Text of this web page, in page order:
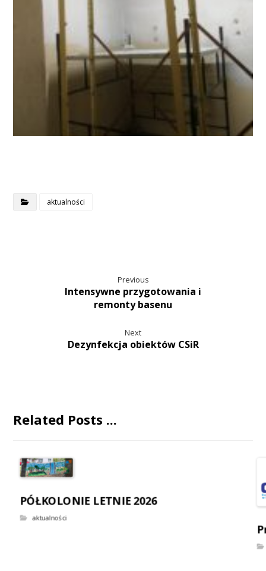
aktualności
Previous
Intensywne przygotowania i
remonty basenu
Next
Dezynfekcja obiektów CSiR
Related Posts ...
PÓŁKOLONIE LETNIE 2026
aktualności